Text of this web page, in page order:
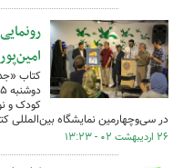
امین‌پور
کتاب
کودک و
در سی‌وچهارمین نمایشگاه بین‌المللی
۲۶ اردیبهشت ۰۲ - ۱۳:۲۳